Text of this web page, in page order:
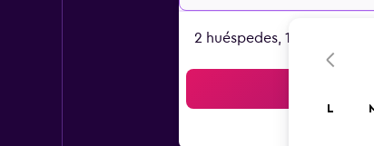
2 huéspedes, 1 habitación
L